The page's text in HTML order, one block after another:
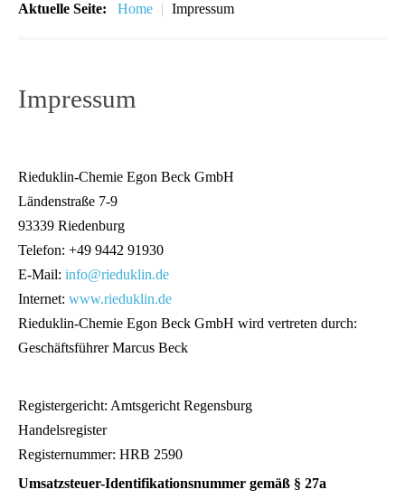
Aktuelle Seite: Home | Impressum
Impressum
Rieduklin-Chemie Egon Beck GmbH
Ländenstraße 7-9
93339 Riedenburg
Telefon: +49 9442 91930
E-Mail: info@rieduklin.de
Internet: www.rieduklin.de
Rieduklin-Chemie Egon Beck GmbH wird vertreten durch:
Geschäftsführer Marcus Beck
Registergericht: Amtsgericht Regensburg
Handelsregister
Registernummer: HRB 2590
Umsatzsteuer-Identifikationsnummer gemäß § 27a